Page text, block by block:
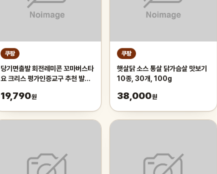
쿠팡
당기면출발 회전레미콘 꼬마버스타
요 크리스 평가인증교구 추천 발달
19,790원
쿠팡
햇살닭 소스 통살 닭가슴살 맛보기
10종, 30개, 100g
38,000원